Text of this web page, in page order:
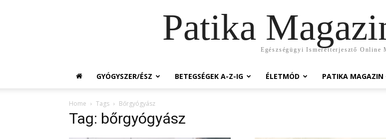
Patika
Egészségügyi Ismeretterjesztő Online
GYÓGYSZER/ÉSZ BETEGSÉGEK A-Z-IG ÉLETMÓD PATIKA MAGAZIN
Home Tags Bőrgyógyász
Tag: bőrgyógyász